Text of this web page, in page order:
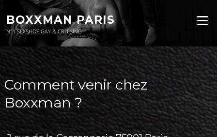
au
contenu
BOXXMAN PARIS
N°1 SEXSHOP GAY & CRUISING
Menu
Commentvenir chez
Boxxman?